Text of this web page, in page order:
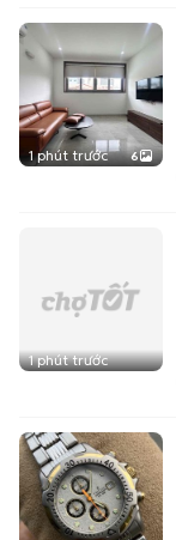
1 phút trước 6
1 phút trước